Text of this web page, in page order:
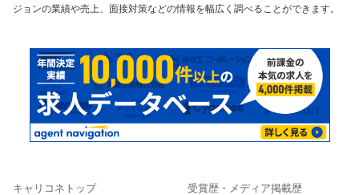
ジョンの業績や売上、面接対策などの情報を幅広く調べることができます。
キャリコネトップ 受賞歴・メディア掲載歴